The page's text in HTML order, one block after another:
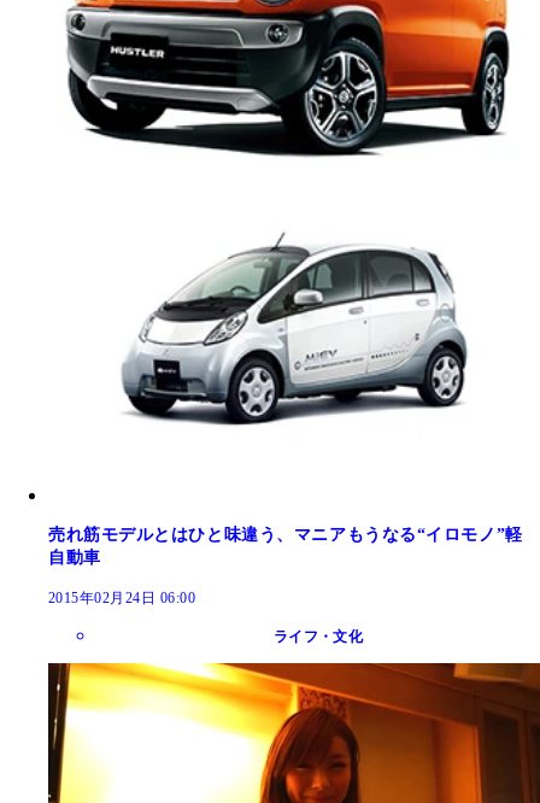
売れ筋モデルとはひと味違う、マニアもうなる“イロモノ”軽
自動車
2015年02月24日 06:00
ライフ・文化